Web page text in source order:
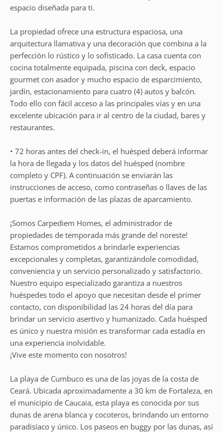
espacio diseñada para ti.
La propiedad ofrece una estructura espaciosa, una
arquitectura llamativa y una decoración que combina a la
perfección lo rústico y lo sofisticado. La casa cuenta con
cocina totalmente equipada, piscina con deck, espacio
gourmet con asador y mucho espacio de esparcimiento,
jardín, estacionamiento para cuatro (4) autos y balcón.
Todo ello con fácil acceso a las principales vías y en una
excelente ubicación para ir al centro de la ciudad, bares y
restaurantes.
• 72 horas antes del check-in, el huésped deberá informar
la hora de llegada y los datos del huésped (nombre
completo y CPF). A continuación se enviarán las
instrucciones de acceso, como contraseñas o llaves de las
puertas e información de las plazas de aparcamiento.
¡Somos Carpediem Homes, el administrador de
propiedades de temporada más grande del noreste!
Estamos comprometidos a brindarle experiencias
excepcionales y completas, garantizándole comodidad,
conveniencia y un servicio personalizado y satisfactorio.
Nuestro equipo especializado garantiza a nuestros
huéspedes todo el apoyo que necesitan desde el primer
contacto, con disponibilidad las 24 horas del día para
brindar un servicio asertivo y humanizado. Cada huésped
es único y nuestra misión es transformar cada estadía en
una experiencia inolvidable.
¡Vive este momento con nosotros!
La playa de Cumbuco es una de las joyas de la costa de
Ceará. Ubicada aproximadamente a 30 km de Fortaleza, en
el municipio de Caucaia, esta playa es conocida por sus
dunas de arena blanca y cocoteros, brindando un entorno
paradisíaco y único. Los paseos en buggy por las dunas, así